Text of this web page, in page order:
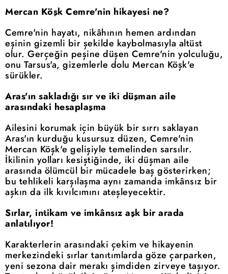
Mercan Köşk Cemre'nin hikayesi ne?
Cemre'nin hayatı, nikâhının hemen ardından
eşinin gizemli bir şekilde kaybolmasıyla altüst
olur. Gerçeğin peşine düşen Cemre'nin yolculuğu,
onu Tarsus'a, gizemlerle dolu Mercan Köşk'e
sürükler.
Aras'ın sakladığı sır ve iki düşman aile
arasındaki hesaplaşma
Ailesini korumak için büyük bir sırrı saklayan
Aras'ın kurduğu kusursuz düzen, Cemre'nin
Mercan Köşk'e gelişiyle temelinden sarsılır.
İkilinin yolları kesiştiğinde, iki düşman aile
arasında ölümcül bir mücadele baş gösterirken;
bu tehlikeli karşılaşma aynı zamanda imkânsız bir
aşkın da ilk kıvılcımını ateşleyecektir.
Sırlar, intikam ve imkânsız aşk bir arada
anlatılıyor!
Karakterlerin arasındaki çekim ve hikayenin
merkezindeki sırlar tanıtımlarda göze çarparken,
yeni sezona dair merakı şimdiden zirveye taşıyor.